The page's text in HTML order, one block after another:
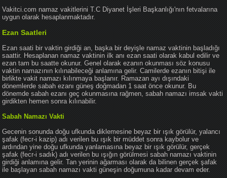
Vakitci.com namaz vakitlerini T.C Diyanet İşleri Başkanlığı'nın fetvalarına
uygun olarak hesaplanmaktadır.
Ezan Saatleri
Ezan saati bir vaktin girdiği an, başka bir deyişle namaz vaktinin başladığı
saattir. Hesaplanan namaz vaktinin ilk anı ezan saati olarak kabul edilir ve
ezan tam bu saatte okunur. Genel olarak ezanın okunması söz konusu
vaktin namazının kılınabileceği anlamına gelir. Camilerde ezanın bitişi ile
birlikte vakit namazı kılınmaya başlanır. Ramazan ayı dışındaki
dönemlerde sabah ezanı güneş doğmadan 1 saat önce okunur. Bu
dönemde sabah ezanı geç okunmasına rağmen, sabah namazı imsak vakti
girdikten hemen sonra kılınabilir.
Sabah Namazı Vakti
Gecenin sonunda doğu ufkunda diklemesine beyaz bir ışık görülür, yalancı
şafak (fecr-i kazip) adı verilen bu ışık bir müddet sonra kaybolur ve
ardından yine doğu ufkunda yanlamasına beyaz bir ışık görülür, gerçek
şafak (fecr-i sadık) adı verilen bu ışığın görülmesi sabah namazı vaktinin
girdiği anlamına gelir. Tan yerinin ağarması olarak da bilinen gerçek şafak
ile başlayan sabah namazı vakti güneşin doğumuna kadar devam eder.